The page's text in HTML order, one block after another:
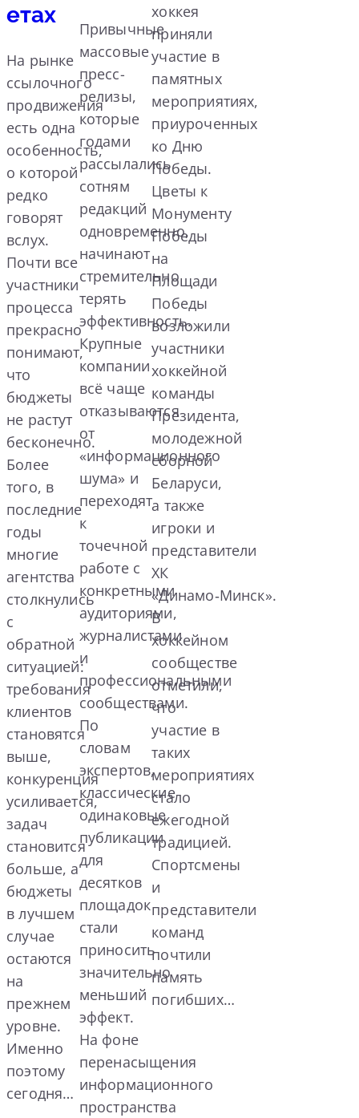
етах
На рынке
ссылочного
продвижения
есть одна
особенность,
о которой
редко
говорят
вслух.
Почти все
участники
процесса
прекрасно
понимают,
что
бюджеты
не растут
бесконечно.
Более
того, в
последние
годы
многие
агентства
столкнулись
с
обратной
ситуацией:
требования
клиентов
становятся
выше,
конкуренция
усиливается,
задач
становится
больше, а
бюджеты
в лучшем
случае
остаются
на
прежнем
уровне.
Именно
поэтому
сегодня…
Привычные
массовые
пресс-
релизы,
которые
годами
рассылались
сотням
редакций
одновременно,
начинают
стремительно
терять
эффективность.
Крупные
компании
всё чаще
отказываются
от
«информационного
шума» и
переходят
к
точечной
работе с
конкретными
аудиториями,
журналистами
и
профессиональными
сообществами.
По
словам
экспертов,
классические
одинаковые
публикации
для
десятков
площадок
стали
приносить
значительно
меньший
эффект.
На фоне
перенасыщения
информационного
пространства
хоккея
приняли
участие в
памятных
мероприятиях,
приуроченных
ко Дню
Победы.
Цветы к
Монументу
Победы
на
Площади
Победы
возложили
участники
хоккейной
команды
Президента,
молодежной
сборной
Беларуси,
а также
игроки и
представители
ХК
«Динамо‑Минск».
В
хоккейном
сообществе
отметили,
что
участие в
таких
мероприятиях
стало
ежегодной
традицией.
Спортсмены
и
представители
команд
почтили
память
погибших…